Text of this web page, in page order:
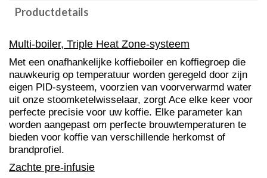
Productdetails
Multi-boiler, Triple Heat Zone-systeem
Met een onafhankelijke koffieboiler en koffiegroep die
nauwkeurig op temperatuur worden geregeld door zijn
eigen PID-systeem, voorzien van voorverwarmd water
uit onze stoomketelwisselaar, zorgt Ace elke keer voor
perfecte precisie voor uw koffie. Elke parameter kan
worden aangepast om perfecte brouwtemperaturen te
bieden voor koffie van verschillende herkomst of
brandprofiel.
Zachte pre-infusie